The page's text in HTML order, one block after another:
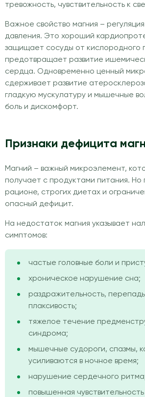
тревожность, чувствительность к
Важное свойство магния –
давления. Это хороший
защищает сосуды от кислородного
предотвращает развитие
сердца. Одновременно ценный
сдерживает развитие
гладкую мускулатуру и мышечные
боль и дискомфорт.
Признаки дефицита
Магний – важный микроэлемент,
получает с продуктами питания. Но
рационе, строгих диетах и
опасный дефицит.
На недостаток магния указывает
симптомов:
частые головные боли и
хроническое нарушение сна;
раздражительность,
плаксивость;
тяжелое течение
синдрома;
мышечные судороги, спазмы,
усиливаются в ночное время;
нарушение сердечного
повышенная чувствительность